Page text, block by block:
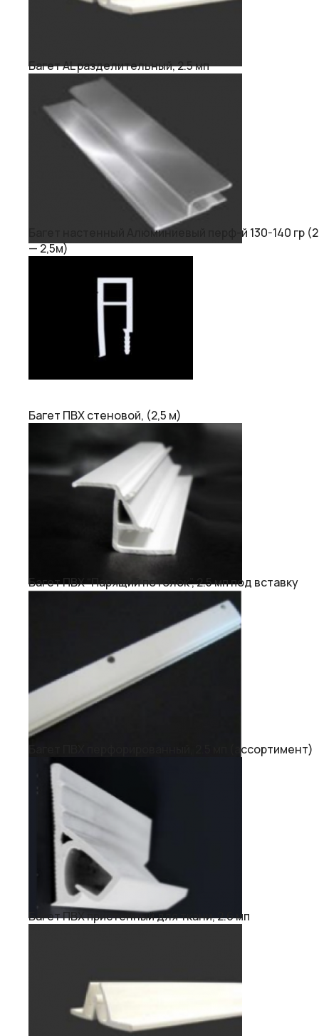
Багет AL разделительный, 2.5 мп
Багет настенный Алюминиевый перф-й 130-140 гр (2
— 2,5м)
Багет ПВХ стеновой, (2,5 м)
Багет ПВХ “Парящий потолок”, 2.5 мп под вставку
Багет ПВХ перфорированный, 2.5 мп (ассортимент)
Багет ПВХ пристенный для ткани, 2.6 мп